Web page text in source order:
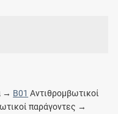
→ B01 Αντιθρομβωτικοί
παράγοντες →